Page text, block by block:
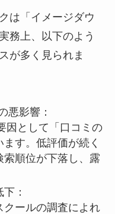
は「イメージダウ
務上、以下のよう
が多く見られま
悪影響：
因として「口コミの
す。低評価が続く
索順位が下落し、露
：
ールの調査によれ